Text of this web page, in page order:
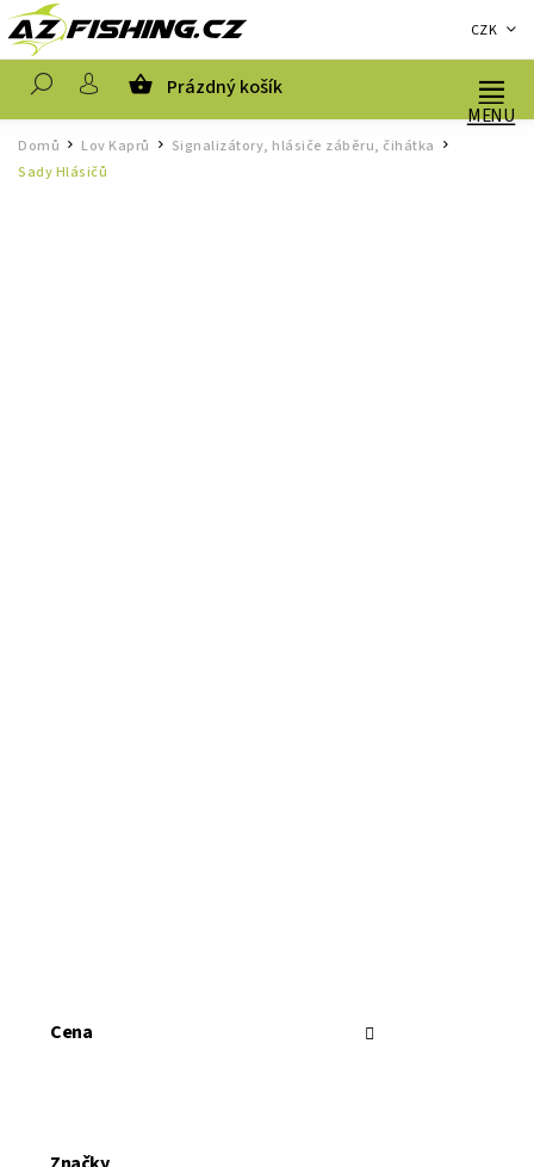
CZK
Prázdný košík
Domů / Lov Kaprů Signalizátory, hlásiče záběru, čihátka
Sady Hlásičů